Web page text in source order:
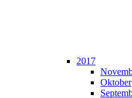
2017
Oktober